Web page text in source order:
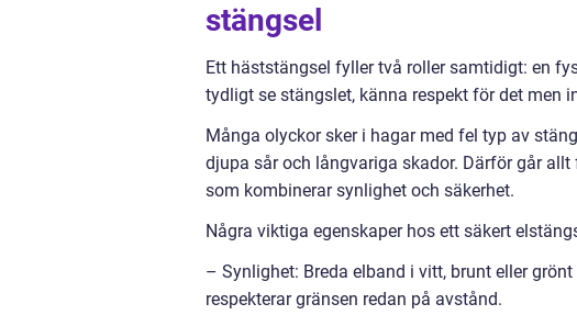
stängsel
Ett häststängsel fyller två roller samtidigt: en
tydligt se stängslet, känna respekt för det men
Många olyckor sker i hagar med fel typ av
djupa sår och långvariga skador. Därför går
som kombinerar synlighet och säkerhet.
Några viktiga egenskaper hos ett säkert
– Synlighet: Breda elband i vitt, brunt eller
respekterar gränsen redan på avstånd.